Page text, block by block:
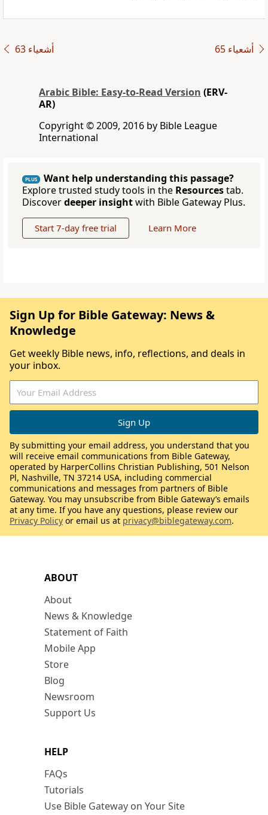
ﺃﺷﻌﻴﺎء 63 ﺃﺷﻌﻴﺎء 65
Arabic Bible: Easy-to-Read Version (ERV-
AR)
Copyright © 2009, 2016 by Bible League
International
PLUS
Want help understanding this passage?
Explore trusted study tools in the Resourcestab.
Discoverdeeper insightwith Bible Gateway Plus.
Start 7-day free trial Learn More
ABOUT
About
News & Knowledge
Statement of Faith
Mobile App
Store
Blog
Newsroom
Support Us
HELP
FAQs
Tutorials
Use Bible Gateway on Your Site
Sign Up for Bible Gateway: News &
Knowledge
Get weekly Bible news, info, reflections, and deals in
your inbox.
By submitting your email address, you understand that you
will receive email communications from Bible Gateway,
operated by HarperCollins Christian Publishing, 501 Nelson
Pl, Nashville, TN 37214 USA, including commercial
communications and messages from partners of Bible
Gateway. You may unsubscribe from Bible Gateway’s emails
at any time. If you have any questions, please review our
Privacy Policy or email us at privacy@biblegateway.com.